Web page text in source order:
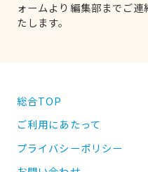
ォームより編集部までご
たします。
総合TOP
ご利用にあたって
プライバシーポリシー